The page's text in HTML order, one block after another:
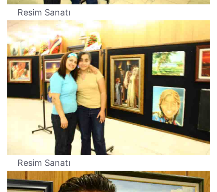
Resim Sanatı
Resim Sanatı